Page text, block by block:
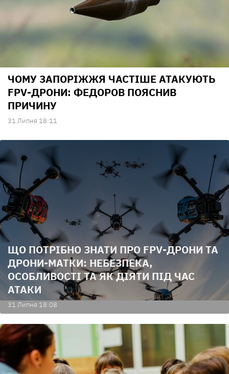
ЧОМУ ЗАПОРІЖЖЯ ЧАСТІШЕ АТАКУЮТЬ
FPV-ДРОНИ: ФЕДОРОВ ПОЯСНИВ
ПРИЧИНУ
31 Липня 18:11
ЩО ПОТРІБНО ЗНАТИ ПРО FPV-ДРОНИ ТА
ДРОНИ-МАТКИ: НЕБЕЗПЕКА,
ОСОБЛИВОСТІ ТА ЯК ДІЯТИ ПІД ЧАС
АТАКИ
31 Липня 18:08